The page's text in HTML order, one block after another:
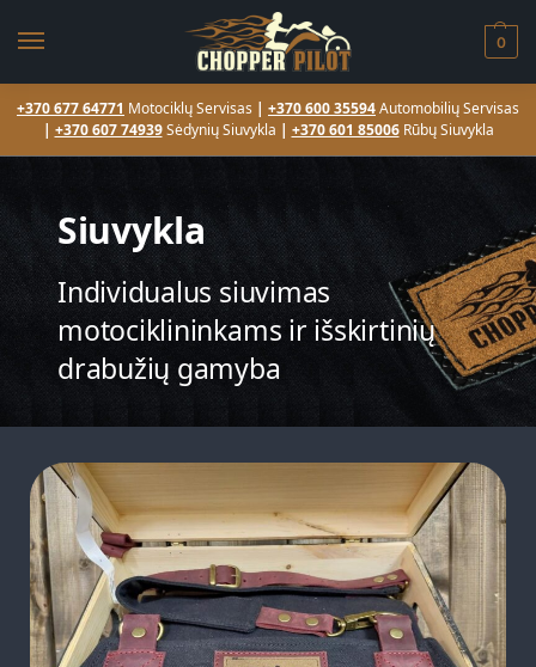
0
+370 677 64771 Motociklų Servisas | +370 600 35594Automobilių Servisas
| +370 607 74939Sėdynių Siuvykla | +370 601 85006Rūbų Siuvykla
Siuvykla
Individualus siuvimas
motociklininkams ir išskirtinių
drabužių gamyba